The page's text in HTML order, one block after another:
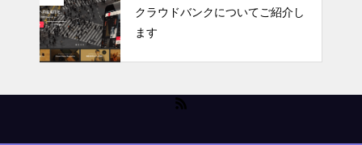
クラウドバンクについてご紹介し
ます